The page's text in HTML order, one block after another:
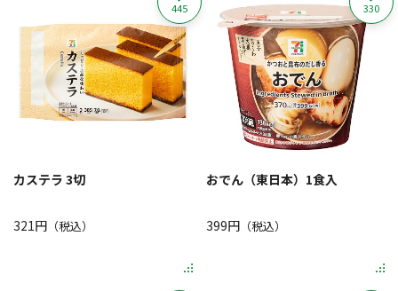
カステラ 3切
321円 （税込）
445
おでん（東日本）1食入
399円（税込）
330